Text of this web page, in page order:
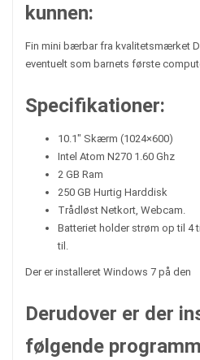
kunnen:
Fin mini bærbar fra kvalitetsmærket
eventuelt som barnets første
Specifikationer:
10.1″ Skærm (1024×600)
Intel Atom N270 1.60 Ghz
2 GB Ram
250 GB Hurtig Harddisk
Trådløst Netkort, Webcam.
Batteriet holder strøm op til 4
til.
Der er installeret Windows 7 på den
Derudover er der
følgende